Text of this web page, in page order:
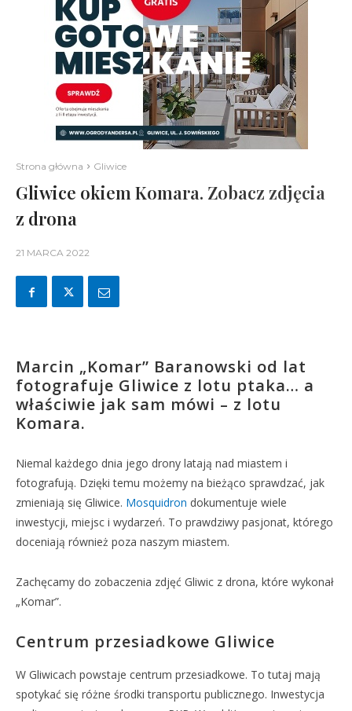
Strona główna Gliwice
Gliwice okiem Komara. Zobacz zdjęcia
z drona
21 MARCA 2022
Marcin „Komar” Baranowski od lat
fotografuje Gliwice z lotu ptaka… a
właściwie jak sam mówi – z lotu
Komara.
Niemal każdego dnia jego drony latają nad miastem i
fotografują. Dzięki temu możemy na bieżąco sprawdzać, jak
zmieniają się Gliwice. Mosquidron dokumentuje wiele
inwestycji, miejsc i wydarzeń. To prawdziwy pasjonat, którego
doceniają również poza naszym miastem.
Zachęcamy do zobaczenia zdjęć Gliwic z drona, które wykonał
„Komar”.
Centrum przesiadkowe Gliwice
W Gliwicach powstaje centrum przesiadkowe. To tutaj mają
spotykać się różne środki transportu publicznego. Inwestycja